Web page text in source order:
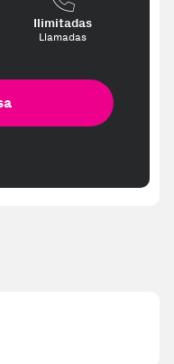
Ilimitadas
Llamadas